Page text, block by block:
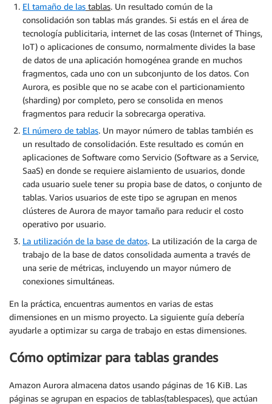
El tamaño de las tablas. Un resultado común de la
consolidación son tablas más grandes. Si estás en el área de
tecnología publicitaria, internet de las cosas (Internet of Things,
IoT) o aplicaciones de consumo, normalmente divides la base
de datos de una aplicación homogénea grande en muchos
fragmentos, cada uno con un subconjunto de los datos. Con
Aurora, es posible que no se acabe con el particionamiento
(sharding) por completo, pero se consolida en menos
fragmentos para reducir la sobrecarga operativa.
El número de tablas. Un mayor número de tablas también es
un resultado de consolidación. Este resultado es común en
aplicaciones de Software como Servicio (Software as a Service,
SaaS) en donde se requiere aislamiento de usuarios, donde
cada usuario suele tener su propia base de datos, o conjunto de
tablas. Varios usuarios de este tipo se agrupan en menos
clústeres de Aurora de mayor tamaño para reducir el costo
operativo por usuario.
La utilización de la base de datos. La utilización de la carga de
trabajo de la base de datos consolidada aumenta a través de
una serie de métricas, incluyendo un mayor número de
conexiones simultáneas.
En la práctica, encuentras aumentos en varias de estas
dimensiones en un mismo proyecto. La siguiente guía debería
ayudarle a optimizar su carga de trabajo en estas dimensiones.
Cómo optimizar para tablas grandes
Amazon Aurora almacena datos usando páginas de 16 KiB. Las
páginas se agrupan en espacios de tablas(tablespaces), que actúan